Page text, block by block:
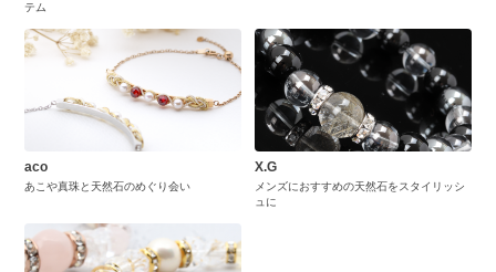
テム
aco
あこや真珠と天然石のめぐり会い
X.G
メンズにおすすめの天然石をスタイリッシ
ュに